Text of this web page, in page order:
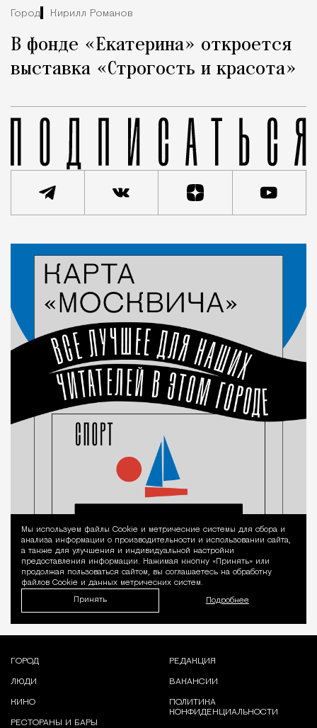
Город Кирилл Романов
В фонде «Екатерина» откроется
выставка «Строгость и красота»
Уведомление
Мы используем файлы Сookie и метрические системы для сбора и
анализа информации о производительности и использовании сайта,
а также для улучшения и индивидуальной настройки
предоставления информации. Нажимая кнопку «Принять» или
продолжая пользоваться сайтом, вы соглашаетесь на обработку
файлов Cookie и данных метрических систем.
Принять Подробнее
ГОРОД
ЛЮДИ
КИНО
РЕСТОРАНЫ И БАРЫ
РЕДАКЦИЯ
ВАКАНСИИ
ПОЛИТИКА
КОНФИДЕНЦИАЛЬНОСТИ